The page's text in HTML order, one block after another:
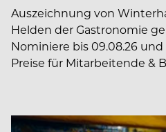
Auszeichnung von
Helden der Gastronomie
Nominiere bis 09.08.26
Preise für Mitarbeitende &